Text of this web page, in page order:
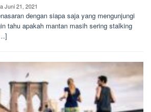
Juni 21, 2021
dengan siapa saja yang mengunjungi
tahu apakah mantan masih sering stalking